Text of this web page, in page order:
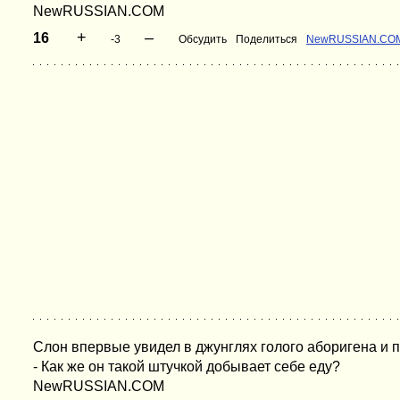
NewRUSSIAN.COM
16
+ -3 – Обсудить Поделиться
Слон впервые увидел в джунглях голого аборигена и
- Как же он такой штучкой добывает себе еду?
NewRUSSIAN.COM